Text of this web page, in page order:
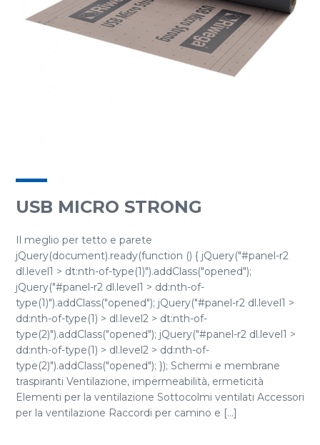
USB MICRO STRONG
Il meglio per tetto e parete
jQuery(document).ready(function () { jQuery("#panel-r2
dl.level1 > dt:nth-of-type(1)").addClass("opened");
jQuery("#panel-r2 dl.level1 > dd:nth-of-
type(1)").addClass("opened"); jQuery("#panel-r2 dl.level1 >
dd:nth-of-type(1) > dl.level2 > dt:nth-of-
type(2)").addClass("opened"); jQuery("#panel-r2 dl.level1 >
dd:nth-of-type(1) > dl.level2 > dd:nth-of-
type(2)").addClass("opened"); }); Schermi e membrane
traspiranti Ventilazione, impermeabilità, ermeticità
Elementi per la ventilazione Sottocolmi ventilati Accessori
per la ventilazione Raccordi per camino e [...]